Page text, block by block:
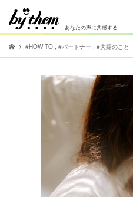
あなたの声に共感する
#HOW TO , #パートナー , #夫婦のこと